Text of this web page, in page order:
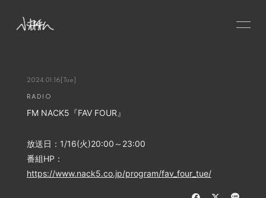
NEWS
SCHEDULE
VIDEO
DISCOGRAPHY
2024.01.16 [Tue]
RADIO
FM NACK5『FAV FOUR』
放送日：1/16(火)20:00～23:00
番組HP：
https://www.nack5.co.jp/program/fav_four_tue/